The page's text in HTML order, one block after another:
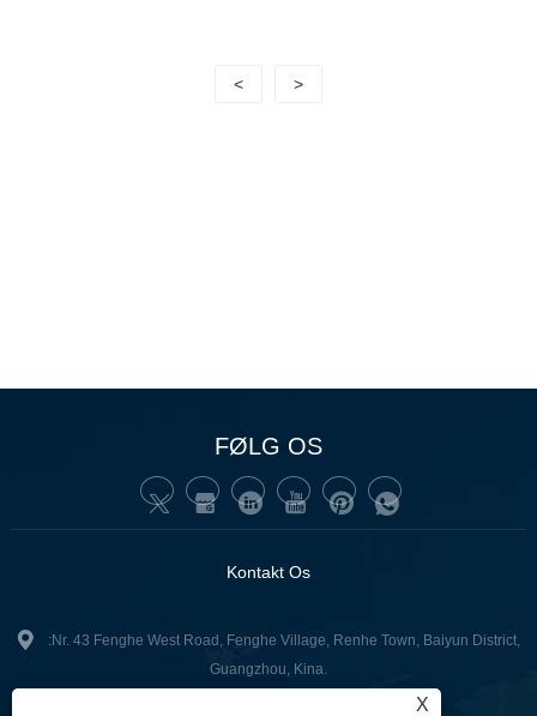
< >
FØLG OS
Kontakt Os
:Nr. 43 Fenghe West Road, Fenghe Village, Renhe Town, Baiyun District,
Guangzhou, Kina.
X